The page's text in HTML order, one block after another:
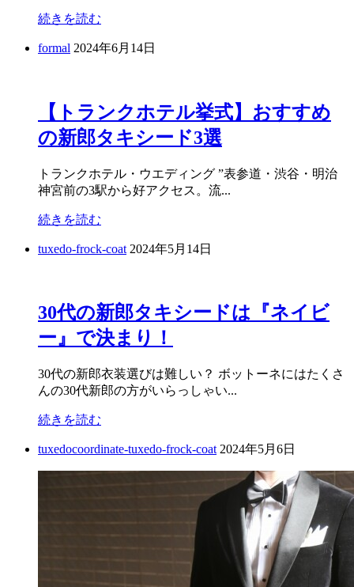
続きを読む
formal 2024年6月14日
【トランクホテル挙式】おすすめ
の新郎タキシード3選
トランクホテル・ウエディング ”表参道・渋谷・明治
神宮前の3駅から好アクセス。流...
続きを読む
tuxedo-frock-coat 2024年5月14日
30代の新郎タキシードは『ネイビ
ー』で決まり！
30代の新郎衣装選びは難しい？ ボットーネにはたくさ
んの30代新郎の方がいらっしゃい...
続きを読む
tuxedocoordinate-tuxedo-frock-coat 2024年5月6日